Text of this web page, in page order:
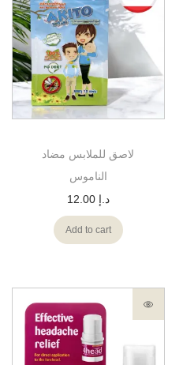
لاصق للملابس مضاد
الناموس
د.إ 12.00
Add to cart